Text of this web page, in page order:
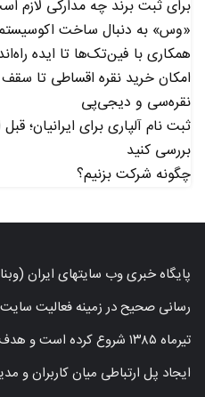
برای ثبت برند چه مدارکی لازم
«وس» به دنبال ساخت
همکاری با فین‌تک‌ها تا ایده
نقره‌سی و دیجی‌پی
ثبت نام آلپاری برای ایرانیان؛
بررسی کنید
چگونه شرکت بزنیم؟
پایگاه خبری وب سایتهای ایران
رسانی صحیح در زمینه فعالیت
تیرماه ۱۳۸۵ شروع کرده
ایجاد پل ارتباطی میان کاربران و